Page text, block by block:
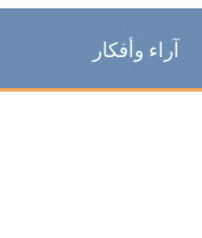
آراء وأفكار